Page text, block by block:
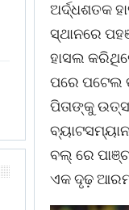
ଅର୍ଦ୍ଧଶତକ
ସ୍ଥାନରେ
ହାସଲ
ପରେ ପଟେଲ
ପିତାଙ୍କୁ
ବଲ୍ ରେ
ଏକ ଦୃଢ଼